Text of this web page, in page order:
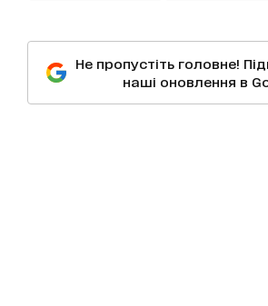
Не пропустіть головне!
наші оновлення в